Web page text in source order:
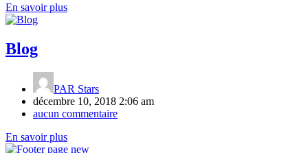
En savoir plus
Blog
PAR Stars
décembre 10, 2018 2:06 am
aucun commentaire
En savoir plus